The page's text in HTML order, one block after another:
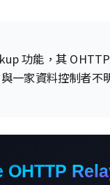
功能，其
一家資料控制者不